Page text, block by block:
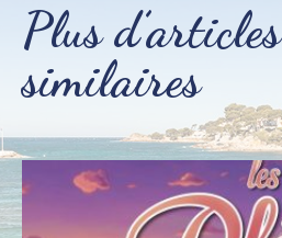
Plus d’articles
similaires